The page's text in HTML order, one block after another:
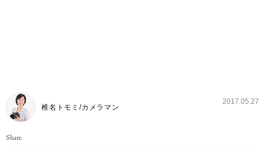
椎名トモミ/カメラマン
2017.05.27
Share